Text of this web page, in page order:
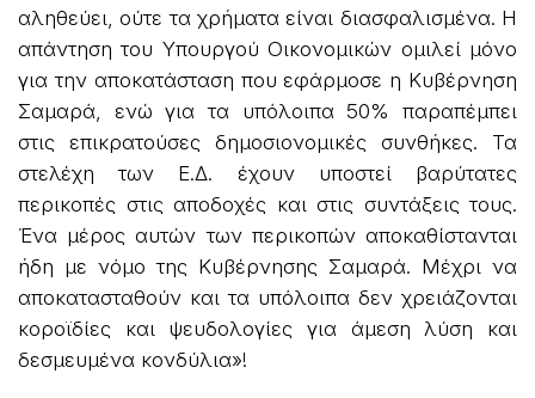
αληθεύει, ούτε τα χρήματα είναι διασφαλισμένα. Η
απάντηση του Υπουργού Οικονομικών ομιλεί μόνο
για την αποκατάσταση που εφάρμοσε η Κυβέρνηση
Σαμαρά, ενώ για τα υπόλοιπα 50% παραπέμπει
στις επικρατούσες δημοσιονομικές συνθήκες. Τα
στελέχη των Ε.Δ. έχουν υποστεί βαρύτατες
περικοπές στις αποδοχές και στις συντάξεις τους.
Ένα μέρος αυτών των περικοπών αποκαθίστανται
ήδη με νόμο της Κυβέρνησης Σαμαρά. Μέχρι να
αποκατασταθούν και τα υπόλοιπα δεν χρειάζονται
κοροϊδίες και ψευδολογίες για άμεση λύση και
δεσμευμένα κονδύλια»!